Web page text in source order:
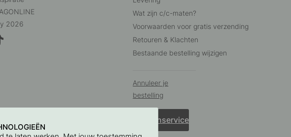
2026
Wat zijn c/c-maten?
Voorwaarden voor gratis verzending
Retouren & Klachten
Bestaande bestelling wijzigen
Annuleer je
bestelling
Klantenservice